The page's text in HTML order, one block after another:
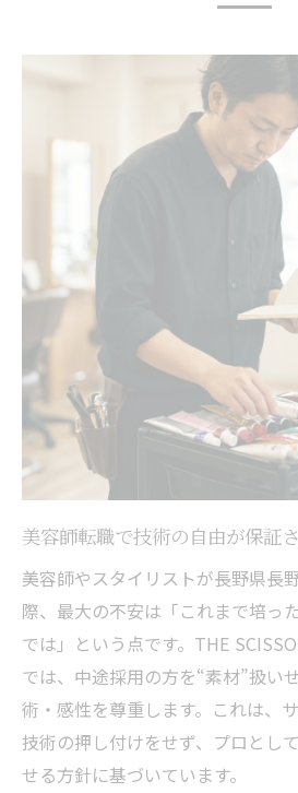
美容師転職で技術の自由が保証
美容師やスタイリストが長野県長
際、最大の不安は「これまで培っ
では」という点です。THE
では、中途採用の方を“素材”扱い
術・感性を尊重します。これは、
技術の押し付けをせず、プロとし
せる方針に基づいています。